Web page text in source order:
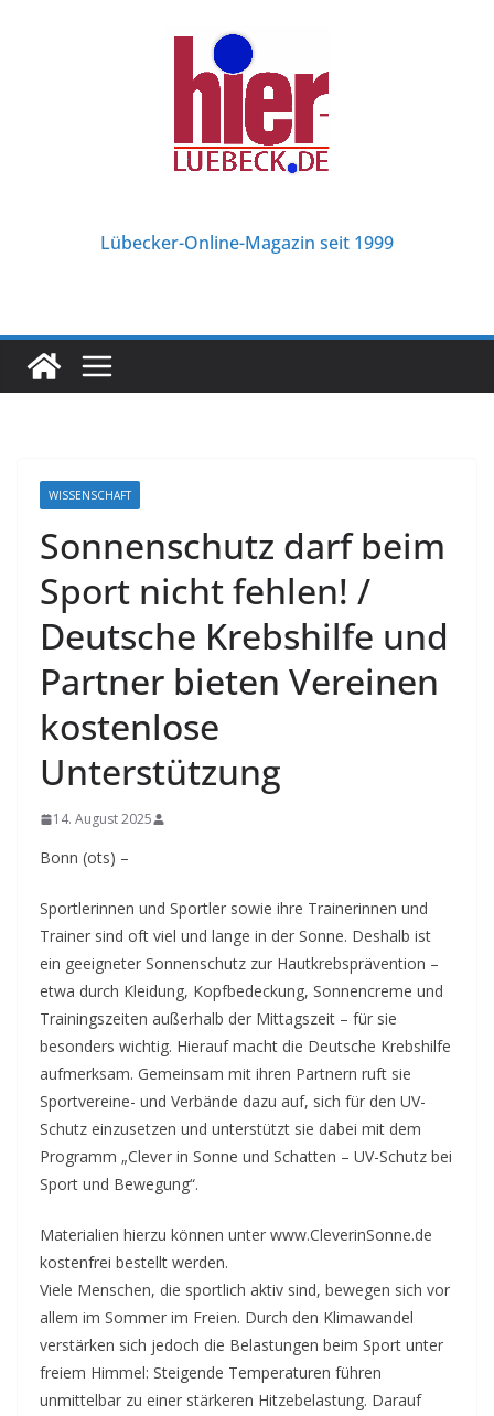
Lübecker-Online-Magazin seit 1999
WISSENSCHAFT
Sonnenschutz darf beim
Sport nicht fehlen! /
Deutsche Krebshilfe und
Partner bieten Vereinen
kostenlose
Unterstützung
14. August 2025
Bonn (ots) –
Sportlerinnen und Sportler sowie ihre Trainerinnen und
Trainer sind oft viel und lange in der Sonne. Deshalb ist
ein geeigneter Sonnenschutz zur Hautkrebsprävention –
etwa durch Kleidung, Kopfbedeckung, Sonnencreme und
Trainingszeiten außerhalb der Mittagszeit – für sie
besonders wichtig. Hierauf macht die Deutsche Krebshilfe
aufmerksam. Gemeinsam mit ihren Partnern ruft sie
Sportvereine- und Verbände dazu auf, sich für den UV-
Schutz einzusetzen und unterstützt sie dabei mit dem
Programm „Clever in Sonne und Schatten – UV-Schutz bei
Sport und Bewegung“.
Materialien hierzu können unter www.CleverinSonne.de
kostenfrei bestellt werden.
Viele Menschen, die sportlich aktiv sind, bewegen sich vor
allem im Sommer im Freien. Durch den Klimawandel
verstärken sich jedoch die Belastungen beim Sport unter
freiem Himmel: Steigende Temperaturen führen
unmittelbar zu einer stärkeren Hitzebelastung. Darauf